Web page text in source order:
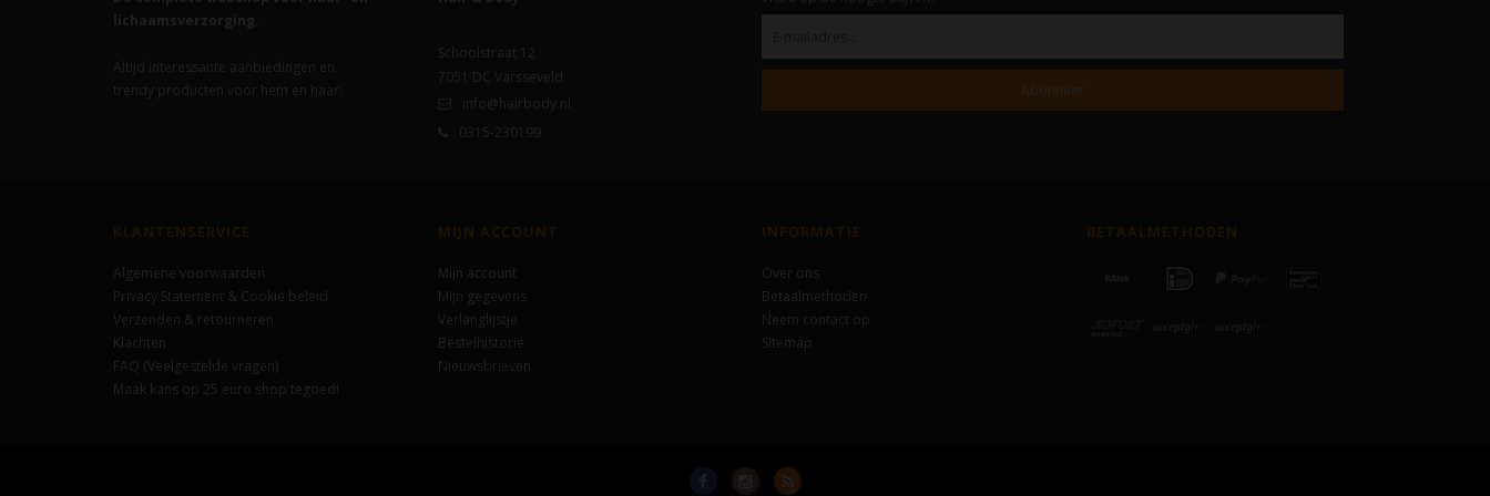
lichaamsverzorging.
Altijd interessante aanbiedingen en
trendy producten voor hem en haar.
Schoolstraat 12
7051 DC
Varsseveld
info@hairbody.nl
0315-230199
Abonneer
KLANTENSERVICE
Algemene voorwaarden
Privacy Statement & Cookie beleid
Verzenden & retourneren
Klachten
FAQ (Veelgestelde vragen)
Maak kans op 25 euro shop tegoed!
MIJN ACCOUNT
Mijn account
Mijn gegevens
Verlanglijstje
Bestelhistorie
Nieuwsbrieven
INFORMATIE
Over ons
Betaalmethoden
Neem contact op
Sitemap
BETAALMETHODEN